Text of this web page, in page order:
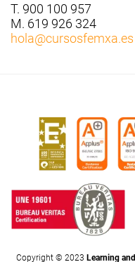
T. 900 100 957
M. 619 926 324
hola@cursosfemxa.es
Copyright © 2023 Learning